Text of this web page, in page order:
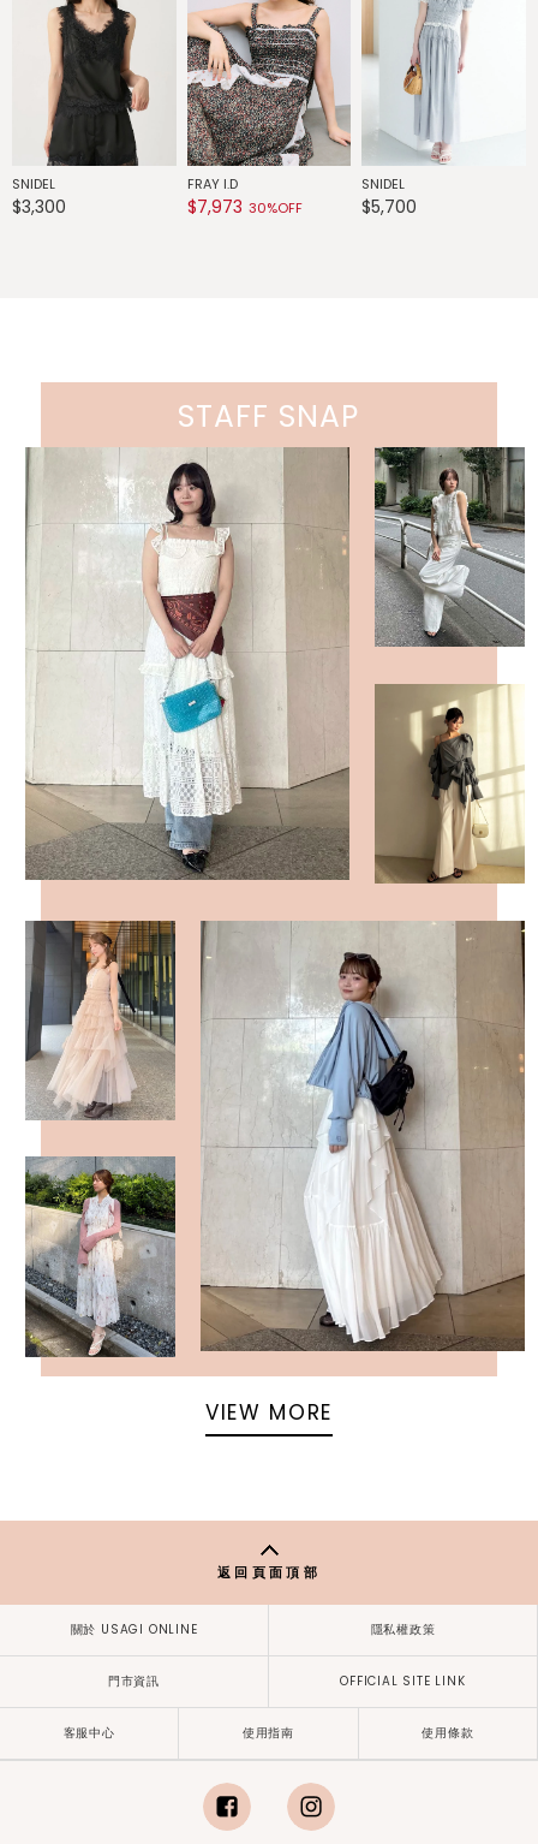
SNIDEL
$3,300
FRAY I.D
$7,973 30%OFF
SNIDEL
$5,700
STAFF SNAP
VIEW MORE
返回頁面頂部
關於 USAGI ONLINE 隱私權政策
門市資訊 OFFICIAL SITE LINK
客服中心 使用指南 使用條款